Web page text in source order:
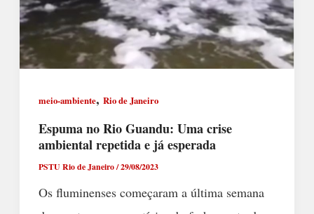
meio-ambiente, Rio de Janeiro
Espuma no Rio Guandu: Uma crise
ambiental repetida e já esperada
PSTU Rio de Janeiro/29/08/2023
Os fluminenses começaram a última semana